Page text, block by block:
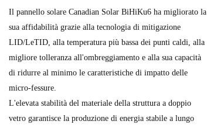
Il pannello solare Canadian Solar BiHiKu6 ha migliorato la
sua affidabilità grazie alla tecnologia di mitigazione
LID/LeTID, alla temperatura più bassa dei punti caldi, alla
migliore tolleranza all'ombreggiamento e alla sua capacità
di ridurre al minimo le caratteristiche di impatto delle
micro-fessure.
L'elevata stabilità del materiale della struttura a doppio
vetro garantisce la produzione di energia stabile a lungo